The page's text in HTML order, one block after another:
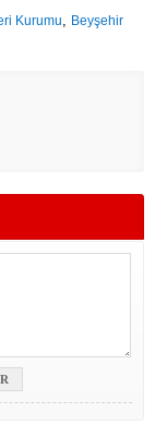
Kurumu, Beyşehir